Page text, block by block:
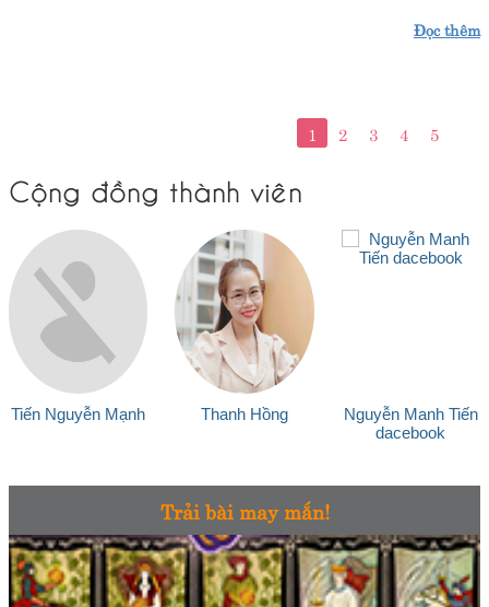
Đọc thêm
1 2 3 4 5
Cộng đồng thành viên
Tiến Nguyễn Mạnh Thanh Hồng
Nguyễn Manh Tiến
dacebook
Trải bài may mắn!